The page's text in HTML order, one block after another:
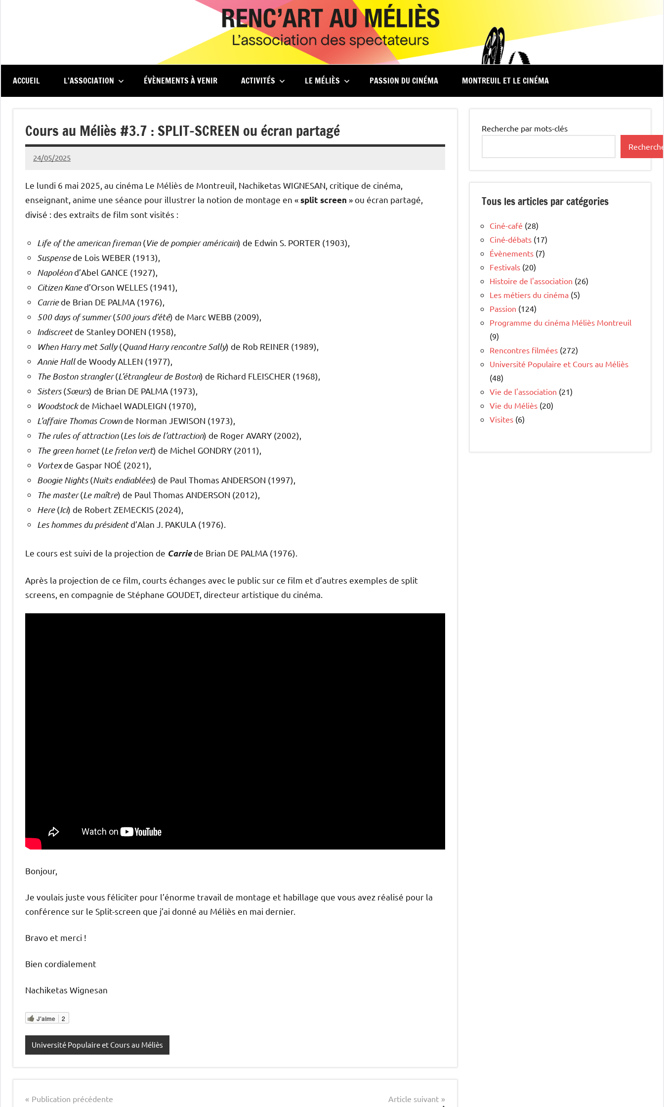
au
Méliès
spectateurs
du
de
ACCUEIL L’ASSOCIATION ÉVÈNEMENTS À VENIR ACTIVITÉS LE MÉLIÈS PASSION DU CINÉMA MONTREUIL ET LE CINÉMA
Cours au Méliès #3.7 : SPLIT-SCREEN ou écran partagé
24/05/2025
Michel
Le lundi 6 mai 2025, au cinéma Le Méliès de Montreuil, Nachiketas WIGNESAN, critique de cinéma,
enseignant, anime une séance pour illustrer la notion de montage en «split screen » ou écran partagé,
divisé : des extraits de film sont visités :
Life of the american fireman(Vie de pompier américain) de Edwin S. PORTER (1903),
Suspensede Lois WEBER (1913),
Napoléond’Abel GANCE (1927),
Citizen Kaned’Orson WELLES (1941),
Carriede Brian DE PALMA (1976),
500 days of summer(500 jours d’été) de Marc WEBB (2009),
Indiscreetde Stanley DONEN (1958),
When Harry met Sally(Quand Harry rencontre Sally) de Rob REINER (1989),
Annie Hallde Woody ALLEN (1977),
The Boston strangler(L’étrangleur de Boston) de Richard FLEISCHER (1968),
Sisters(Sœurs) de Brian DE PALMA (1973),
Woodstockde Michael WADLEIGN (1970),
L’affaire Thomas Crownde Norman JEWISON (1973),
The rules of attraction(Les lois de l’attraction) de Roger AVARY (2002),
The green hornet(Le frelon vert) de Michel GONDRY (2011),
Vortexde Gaspar NOÉ (2021),
Boogie Nights(Nuits endiablées) de Paul Thomas ANDERSON (1997),
The master(Le maître) de Paul Thomas ANDERSON (2012),
Here(Ici) de Robert ZEMECKIS (2024),
Les hommes du présidentd’Alan J. PAKULA (1976).
Le cours est suivi de la projection de Carriede Brian DE PALMA (1976).
Après la projection de ce film, courts échanges avec le public sur ce film et d’autres exemples de split
screens, en compagnie de Stéphane GOUDET, directeur artistique du cinéma.
Bonjour,
Je voulais juste vous féliciter pour l’énorme travail de montage et habillage que vous avez réalisé pour la
conférence sur le Split-screen que j’ai donné au Méliès en mai dernier.
Bravo et merci !
Bien cordialement
Nachiketas Wignesan
J'aime 2
Université Populaire et Cours au Méliès
Navigation
Publication précédente Article suivant
Recherche par mots-clés
Tous les articles par catégories
Ciné-café (28)
Ciné-débats (17)
Évènements (7)
Festivals (20)
Histoire de l'association (26)
Les métiers du cinéma (5)
Passion (124)
Programme du cinéma Méliès Montreuil
(9)
Rencontres filmées (272)
Université Populaire et Cours au Méliès
(48)
Vie de l'association (21)
Vie du Méliès (20)
Visites (6)